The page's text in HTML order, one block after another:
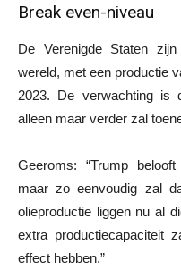
Break even-niveau
De Verenigde Staten
wereld, met een productie
2023. De verwachting is
alleen maar verder zal
Geeroms: “Trump
maar zo eenvoudig zal
olieproductie liggen nu al
extra productiecapaciteit
effect hebben.”